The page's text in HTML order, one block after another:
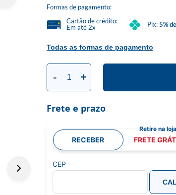
Formas de pagamento:
Todas as formas de pagamento
Cartão de crédito:
Em até 2x
Pix:5%
- +
Frete e prazo
RECEBER FRETE
CEP